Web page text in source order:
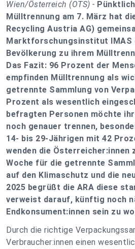
Wien/Österreich (OTS) -
Mülltrennung am 7. März hat
Recycling Austria AG)
Marktforschungsinstitut IMAS
Bevölkerung zu ihrem
Das Fazit: 96 Prozent der
empfinden Mülltrennung als
getrennte Sammlung von
Prozent als wesentlich
befragten Personen möchte
noch genauer trennen,
14- bis 29-Jährigen mit 42
wenden die Österreicher:innen
Woche für die getrennte
auf den Klimaschutz und die
2025 begrüßt die ARA diese
verweist darauf, künftig noch
Endkonsument:innen sein zu
Durch die richtige
Verbraucher:innen einen